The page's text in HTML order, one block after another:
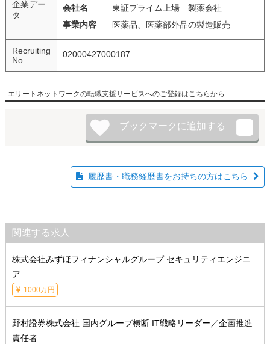
企業デー
タ
会社名
東証プライム上場 製薬会社
事業内容
医薬品、医薬部外品の製造販売
Recruiting
No.
02000427000187
エリートネットワークの転職支援サービスへのご登録はこちらから
履歴書・職務経歴書をお持ちの方はこちら
関連する求人
株式会社みずほフィナンシャルグループ セキュリティエンジニ
ア
1000万円
野村證券株式会社 国内グループ横断 IT戦略リーダー／企画推進
責任者